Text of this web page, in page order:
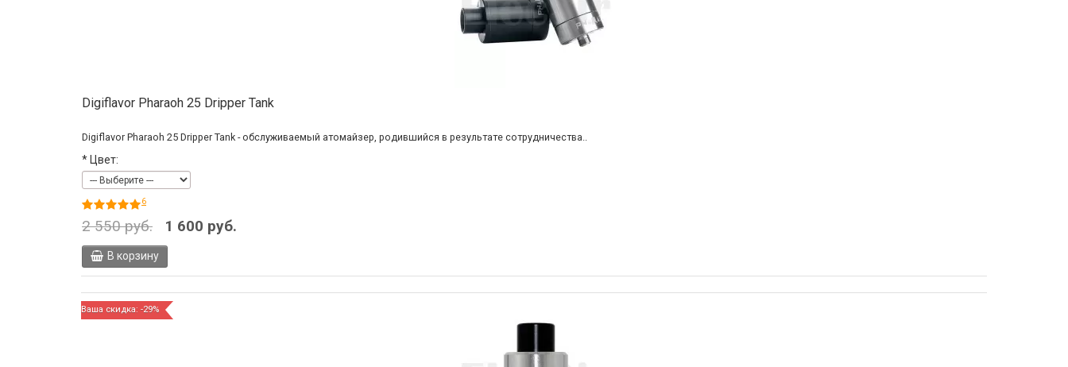
Digiflavor Pharaoh 25 Dripper Tank
Digiflavor Pharaoh 25 Dripper Tank - обслуживаемый атомайзер, родившийся в результате сотрудничества..
* Цвет:
6
2 550 руб. 1 600 руб.
В корзину
Ваша скидка: -29%